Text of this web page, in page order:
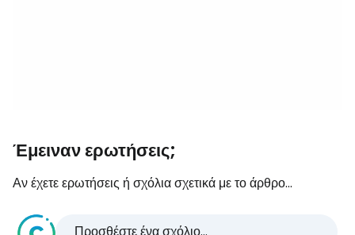
Έμειναν ερωτήσεις;
Αν έχετε ερωτήσεις ή σχόλια σχετικά με το άρθρο...